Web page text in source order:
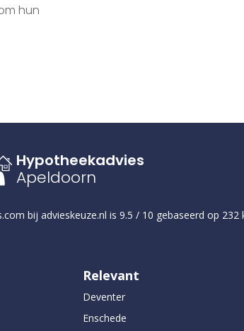
hun
Hypotheekadvies
Apeldoorn
bij advieskeuze.nl is 9.5 / 10 gebaseerd op 232
Relevant
Deventer
Enschede